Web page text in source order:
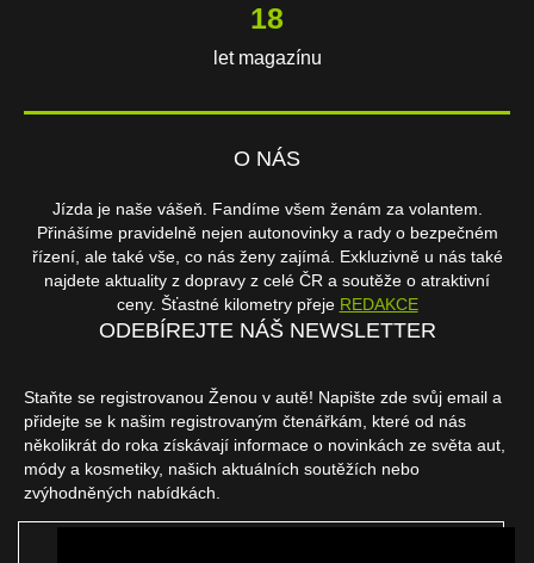
18
let magazínu
O NÁS
Jízda je naše vášeň. Fandíme všem ženám za volantem.
Přinášíme pravidelně nejen autonovinky a rady o bezpečném
řízení, ale také vše, co nás ženy zajímá. Exkluzivně u nás také
najdete aktuality z dopravy z celé ČR a soutěže o atraktivní
ceny. Šťastné kilometry přeje REDAKCE
ODEBÍREJTE NÁŠ NEWSLETTER
Staňte se registrovanou Ženou v autě! Napište zde svůj email a
přidejte se k našim registrovaným čtenářkám, které od nás
několikrát do roka získávají informace o novinkách ze světa aut,
módy a kosmetiky, našich aktuálních soutěžích nebo
zvýhodněných nabídkách.